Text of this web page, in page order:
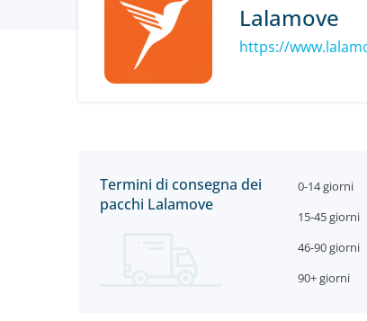
Lalamove
https://
Termini di consegna dei
pacchi Lalamove
0-14 giorni
15-45 giorni
46-90 giorni
90+ giorni